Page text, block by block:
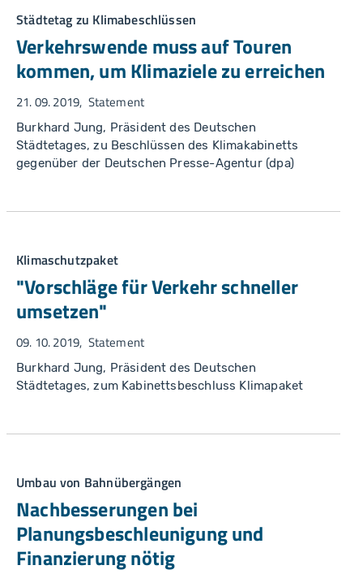
Städtetag zu Klimabeschlüssen
Verkehrswende muss auf Touren
kommen, um Klimaziele zu erreichen
21. 09. 2019 Statement
Burkhard Jung, Präsident des Deutschen
Städtetages, zu Beschlüssen des Klimakabinetts
gegenüber der Deutschen Presse-Agentur (dpa)
Klimaschutzpaket
"Vorschläge für Verkehr schneller
umsetzen"
09. 10. 2019 Statement
Burkhard Jung, Präsident des Deutschen
Städtetages, zum Kabinettsbeschluss Klimapaket
Umbau von Bahnübergängen
Nachbesserungen bei
Planungsbeschleunigung und
Finanzierung nötig